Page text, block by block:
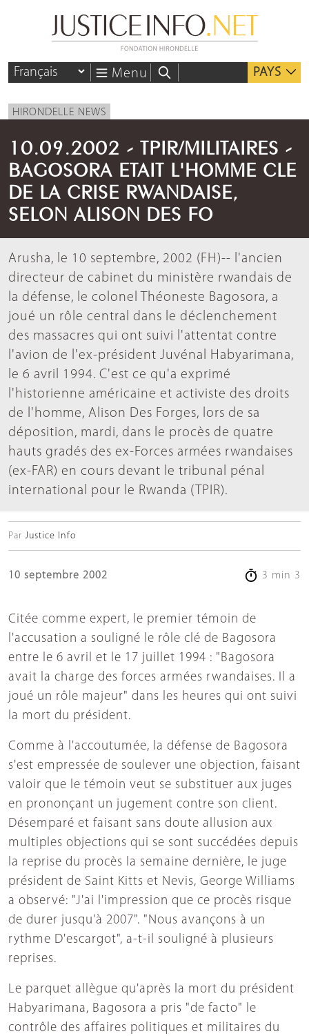
Menu PAYS
HIRONDELLE NEWS
10.09.2002 - TPIR/MILITAIRES -
BAGOSORA ETAIT L'HOMME CLE
DE LA CRISE RWANDAISE,
SELON ALISON DES FO
Arusha, le 10 septembre, 2002 (FH)-- l'ancien
directeur de cabinet du ministère rwandais de
la défense, le colonel Théoneste Bagosora, a
joué un rôle central dans le déclenchement
des massacres qui ont suivi l'attentat contre
l'avion de l'ex-président Juvénal Habyarimana,
le 6 avril 1994. C'est ce qu'a exprimé
l'historienne américaine et activiste des droits
de l'homme, Alison Des Forges, lors de sa
déposition, mardi, dans le procès de quatre
hauts gradés des ex-Forces armées rwandaises
(ex-FAR) en cours devant le tribunal pénal
international pour le Rwanda (TPIR).
Par Justice Info
10 septembre 2002 3 min 3
Citée comme expert, le premier témoin de
l'accusation a souligné le rôle clé de Bagosora
entre le 6 avril et le 17 juillet 1994 : "Bagosora
avait la charge des forces armées rwandaises. Il a
joué un rôle majeur" dans les heures qui ont suivi
la mort du président.
Comme à l'accoutumée, la défense de Bagosora
s'est empressée de soulever une objection, faisant
valoir que le témoin veut se substituer aux juges
en prononçant un jugement contre son client.
Désemparé et faisant sans doute allusion aux
multiples objections qui se sont succédées depuis
la reprise du procès la semaine dernière, le juge
président de Saint Kitts et Nevis, George Williams
a observé: "J'ai l'impression que ce procès risque
de durer jusqu'à 2007". "Nous avançons à un
rythme D'escargot", a-t-il souligné à plusieurs
reprises.
Le parquet allègue qu'après la mort du président
Habyarimana, Bagosora a pris "de facto" le
contrôle des affaires politiques et militaires du